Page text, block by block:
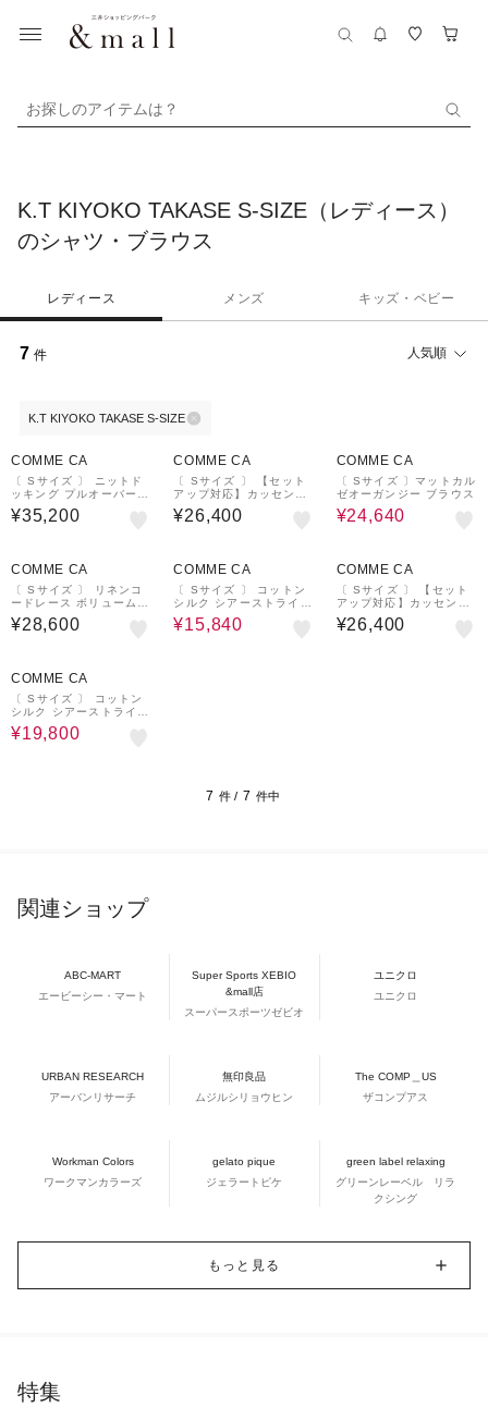
お探しのアイテムは？
K.T KIYOKO TAKASE S-SIZE（レディース）
のシャツ・ブラウス
レディース メンズ キッズ・ベビー
7 件 人気順
K.T KIYOKO TAKASE S-SIZE
COMME CA
〔 Sサイズ 〕 ニットド
ッキング プルオーバーシ
ャツ
¥35,200
COMME CA
〔 Sサイズ 〕 【セット
アップ対応】カッセンシ
フォンオーガンジー フレ
アブラウス
¥26,400
COMME CA
〔 Sサイズ 〕マットカル
ゼオーガンジー ブラウス
¥24,640
COMME CA
〔 Sサイズ 〕 リネンコ
ードレース ボリュームス
リーブブラウス
¥28,600
COMME CA
〔 Sサイズ 〕 コットン
シルク シアーストライプ
プルオーバー
¥15,840
COMME CA
〔 Sサイズ 〕 【セット
アップ対応】カッセンシ
フォンオーガンジー フレ
アブラウス
¥26,400
COMME CA
〔 Sサイズ 〕 コットン
シルク シアーストライプ
シャツ
¥19,800
7 件 / 7 件中
関連ショップ
ABC-MART
エービーシー・マート
Super Sports XEBIO
&mall店
スーパースポーツゼビオ
ユニクロ
ユニクロ
URBAN RESEARCH
アーバンリサーチ
無印良品
ムジルシリョウヒン
The COMP＿US
ザコンプアス
Workman Colors
ワークマンカラーズ
gelato pique
ジェラートピケ
green label relaxing
グリーンレーベル リラ
クシング
もっと見る
特集